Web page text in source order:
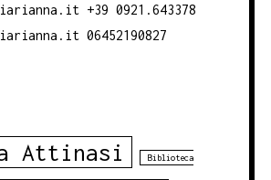
+39 0921.643378
06452190827
Attinasi Biblioteca